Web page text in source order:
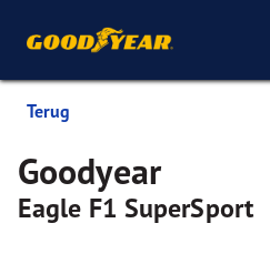
Terug
Goodyear
Eagle F1 SuperSport